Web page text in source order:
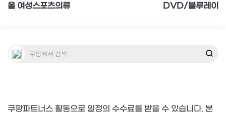
울 여성스포츠의류 DVD/블루레이
쿠팡파트너스 활동으로 일정의 수수료를 받을 수 있습니다. 본